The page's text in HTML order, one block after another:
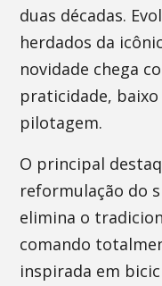
duas décadas.
herdados da
novidade chega
praticidade,
pilotagem.
O principal
reformulação do
elimina o
comando
inspirada em